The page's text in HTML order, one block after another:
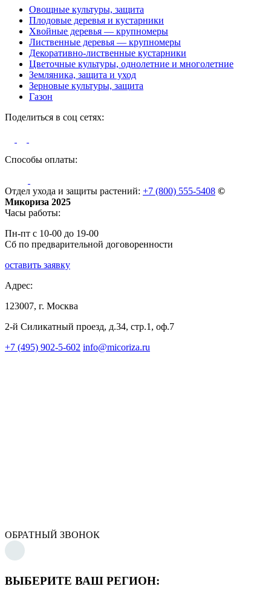
Овощные культуры, защита
Плодовые деревья и кустарники
Хвойные деревья — крупномеры
Лиственные деревья — крупномеры
Декоративно-лиственные кустарники
Цветочные культуры, однолетние и многолетние
Земляника, защита и уход
Зерновые культуры, защита
Газон
Поделиться в соц сетях:
Способы оплаты:
Отдел ухода и защиты растений: +7 (800) 555-5408 ©
Микориза 2025
Часы работы:
Пн-пт с 10-00 до 19-00
Сб по предварительной договоренности
оставить заявку
Адрес:
123007, г. Москва
2-й Силикатный проезд, д.34, стр.1, оф.7
+7 (495) 902-5-602 info@micoriza.ru
ОБРАТНЫЙ ЗВОНОК
ВЫБЕРИТЕ ВАШ РЕГИОН: